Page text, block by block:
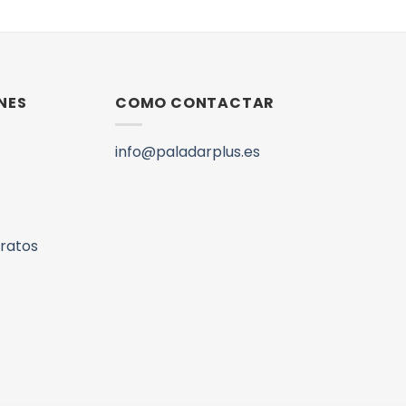
COMO CONTACTAR
info@paladarplus.es